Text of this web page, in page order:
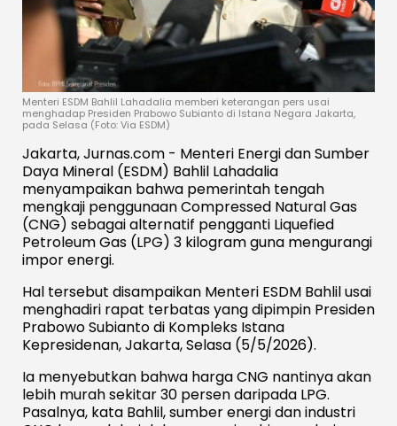
Menteri ESDM Bahlil Lahadalia memberi keterangan pers usai
menghadap Presiden Prabowo Subianto di Istana Negara Jakarta,
pada Selasa (Foto: Via ESDM)
Jakarta, Jurnas.com - Menteri Energi dan Sumber
Daya Mineral (ESDM) Bahlil Lahadalia
menyampaikan bahwa pemerintah tengah
mengkaji penggunaan Compressed Natural Gas
(CNG) sebagai alternatif pengganti Liquefied
Petroleum Gas (LPG) 3 kilogram guna mengurangi
impor energi.
Hal tersebut disampaikan Menteri ESDM Bahlil usai
menghadiri rapat terbatas yang dipimpin Presiden
Prabowo Subianto di Kompleks Istana
Kepresidenan, Jakarta, Selasa (5/5/2026).
Ia menyebutkan bahwa harga CNG nantinya akan
lebih murah sekitar 30 persen daripada LPG.
Pasalnya, kata Bahlil, sumber energi dan industri